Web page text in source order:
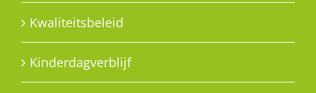
Kwaliteitsbeleid
Kinderdagverblijf